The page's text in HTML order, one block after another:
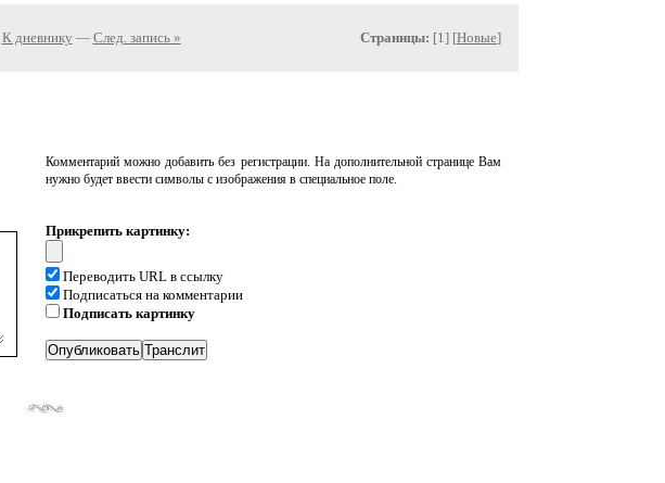
К дневнику — След. запись » Страницы: [1] [Новые]
Комментарий можно добавить без регистрации. На дополнительной странице Вам
нужно будет ввести символы с изображения в специальное поле.
Прикрепить картинку:
Переводить URL в ссылку
Подписаться на комментарии
Подписать картинку